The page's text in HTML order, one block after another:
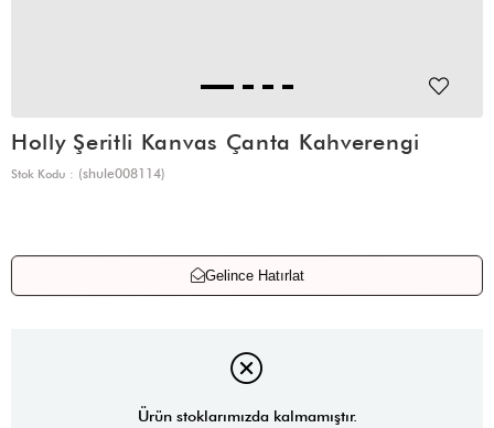
Holly Şeritli Kanvas Çanta Kahverengi
Stok Kodu (shule008114)
Gelince Hatırlat
Ürün stoklarımızda kalmamıştır.